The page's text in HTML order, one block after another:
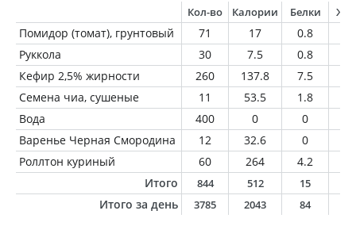
Кол-во Калории Белки
Помидор (томат), грунтовый 71 17 0.8
Руккола
30 7.5 0.8
Кефир 2,5% жирности
260 137.8 7.5
Семена чиа, сушеные
11 53.5 1.8
Вода
400 0 0
Варенье Черная Смородина
12 32.6 0
Роллтон куриный
60 264 4.2
Итого
844 512 15
Итого за день 3785 2043 84